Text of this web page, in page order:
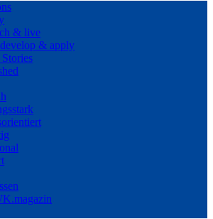
& live
& apply